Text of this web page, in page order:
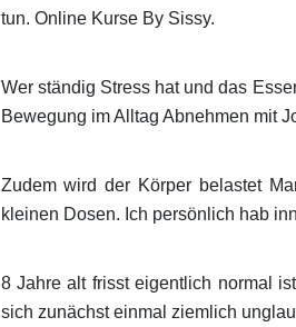
tun. Online Kurse By Sissy.
Wer ständig Stress hat und das
Bewegung im Alltag Abnehmen mit
Zudem wird der Körper belastet
kleinen Dosen. Ich persönlich hab
8 Jahre alt frisst eigentlich normal
sich zunächst einmal ziemlich